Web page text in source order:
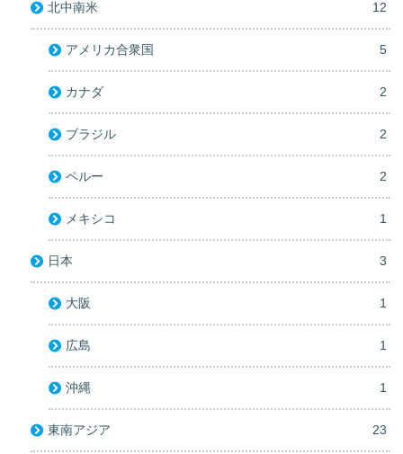
北中南米 12
アメリカ合衆国 5
カナダ 2
ブラジル 2
ペルー 2
メキシコ 1
日本 3
大阪 1
広島 1
沖縄 1
東南アジア 23